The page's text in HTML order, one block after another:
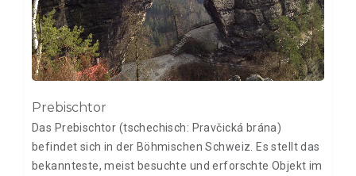
Prebischtor
Das Prebischtor (tschechisch: Pravčická brána)
befindet sich in der Böhmischen Schweiz. Es stellt das
bekannteste, meist besuchte und erforschte Objekt im